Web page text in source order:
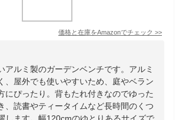
価格と在庫をAmazonでチェック >>
アルミ製のガーデンベンチです。アルミ
、屋外でも使いやすいため、庭やベラン
にぴったり。背もたれ付きなのでゆった
、読書やティータイムなど長時間のくつ